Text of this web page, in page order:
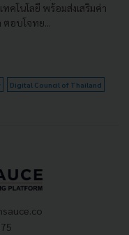
คโนโลยี พร้อมส่งเสริมค่า
อบโจทย...
Digital Council of Thailand